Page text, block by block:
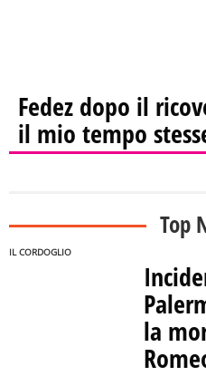
Fedez dopo il
il mio tempo
Top
IL CORDOGLIO
la